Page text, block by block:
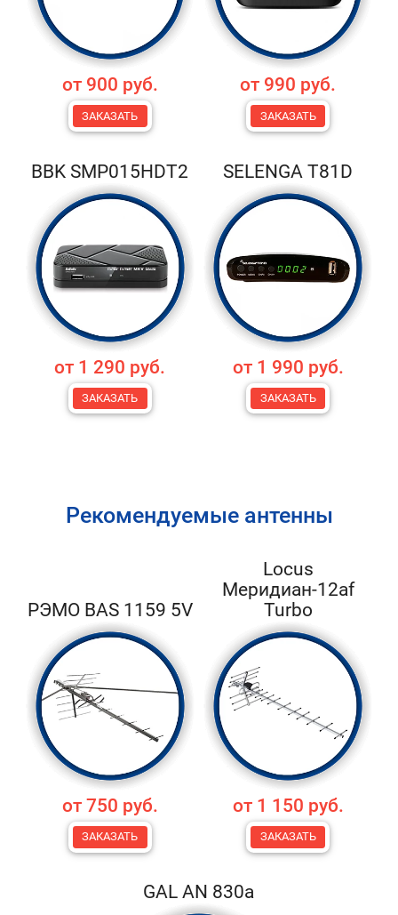
от 900 руб.
ЗАКАЗАТЬ
от 990 руб.
ЗАКАЗАТЬ
BBK SMP015HDT2
от 1 290 руб.
ЗАКАЗАТЬ
SELENGA T81D
от 1 990 руб.
ЗАКАЗАТЬ
Рекомендуемые антенны
РЭМО BAS 1159 5V
от 750 руб.
ЗАКАЗАТЬ
Locus
Меридиан-12af
Turbo
от 1 150 руб.
ЗАКАЗАТЬ
GAL AN 830a